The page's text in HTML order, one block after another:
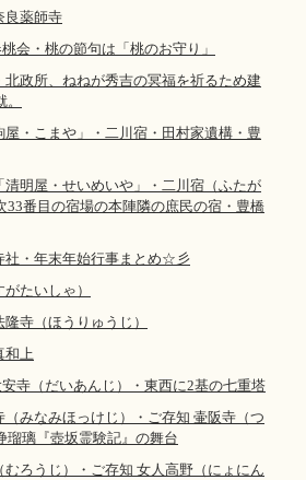
良薬師寺
会・桃の節句は「桃のお守り」
北政所、ねねが秀吉の冥福を祈るため建
屋・こまや」・二川宿・田村家遺構・豊
清明屋・せいめいや」・二川宿（ふたが
33番目の宿場の本陣隣の庶民の宿・豊橋
社・年末年始行事まとめ☆彡
たいしゃ）
寺（ほうりゅうじ）
和上
寺（だいあんじ）・東西に2基の七重塔
みなみほっけじ）・ご存知 壷阪寺（つ
瑠璃『壺坂霊験記』の舞台
ろうじ）・ご存知 女人高野（にょにん